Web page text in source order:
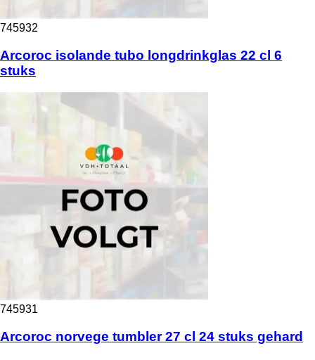
745932
Arcoroc isolande tubo longdrinkglas 22 cl 6
stuks
745931
Arcoroc norvege tumbler 27 cl 24 stuks gehard